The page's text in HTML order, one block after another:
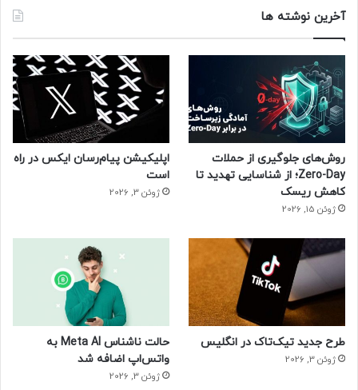
آخرین نوشته ها
روش‌های جلوگیری از حملات
Zero-Day؛ از شناسایی تهدید تا
کاهش ریسک
ژوئن 15, 2026
اپلیکیشن پیام‌رسان ایکس در راه
است
ژوئن 3, 2026
طرح جدید تیک‌تاک در انگلیس
ژوئن 3, 2026
حالت ناشناس Meta AI به
واتس‌اپ اضافه شد
ژوئن 3, 2026